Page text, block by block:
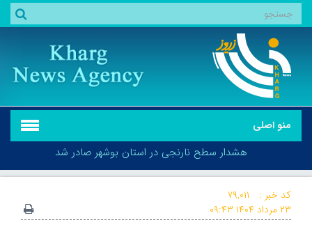
منو اصلی
هشدار سطح نارنجی در استان بوشهر صادر شد
کد خبر :
۷۹,۰۱۱
۲۳ مرداد ۱۴۰۴
۰۹:۴۳